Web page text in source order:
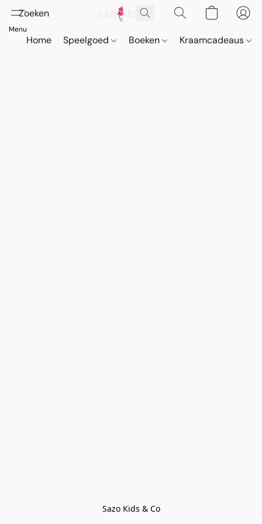
Home Speelgoed Boeken Kraamcadeaus
Sazo Kids & Co